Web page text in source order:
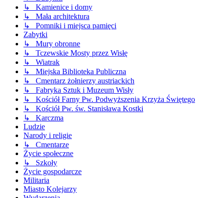
↳ Kamienice i domy
↳ Mała architektura
↳ Pomniki i miejsca pamięci
Zabytki
↳ Mury obronne
↳ Tczewskie Mosty przez Wisłę
↳ Wiatrak
↳ Miejska Biblioteka Publiczna
↳ Cmentarz żołnierzy austriackich
↳ Fabryka Sztuk i Muzeum Wisły
↳ Kościół Farny Pw. Podwyższenia Krzyża Świętego
↳ Kościół Pw. św. Stanisława Kostki
↳ Karczma
Ludzie
Narody i religie
↳ Cmentarze
Życie społeczne
↳ Szkoły
Życie gospodarcze
Militaria
Miasto Kolejarzy